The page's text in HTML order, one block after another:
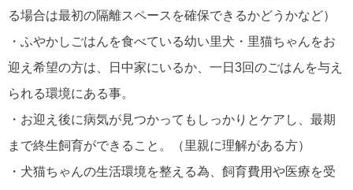
る場合は最初の隔離スペースを確保できるかどうかなど）
・ふやかしごはんを食べている幼い里犬・里猫ちゃんをお
迎え希望の方は、日中家にいるか、一日3回のごはんを与え
られる環境にある事。
・お迎え後に病気が見つかってもしっかりとケアし、最期
まで終生飼育ができること。（里親に理解がある方）
・犬猫ちゃんの生活環境を整える為、飼育費用や医療を受